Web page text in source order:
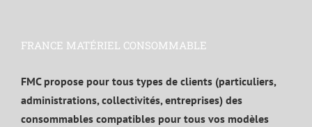
FRANCE MATÉRIEL CONSOMMABLE
FMC propose pour tous types de clients (particuliers,
administrations, collectivités, entreprises) des
consommables compatibles pour tous vos modèles